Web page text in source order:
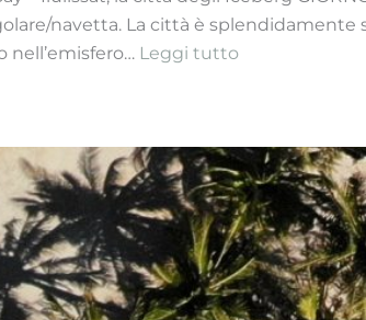
navetta. La città è
Leggi tutto:
Bay
–
Ilulissat,
la
città
degli